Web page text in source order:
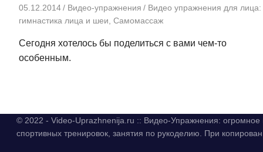
05.12.2014 Видео-упражнения
Видео упражнения для лица:
гимнастика лица и шеи Самомассаж
Сегодня хотелось бы поделиться с вами чем-то
особенным.
© 2022 - Video-Uprazhnenija.ru :: Видео-Упражнения:
спортивных тренировок, занятия по рукоделию. При